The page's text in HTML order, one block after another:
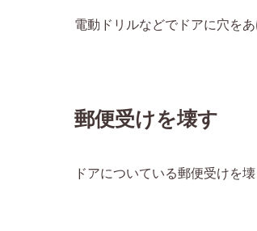
電動ドリルなどでドアに穴を
郵便受けを壊す
ドアについている郵便受けを